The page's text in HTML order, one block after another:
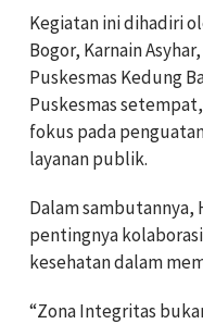
Kegiatan ini dihadiri
Bogor, Karnain
Puskesmas Kedung
Puskesmas
fokus pada
layanan publik.
Dalam sambutannya,
pentingnya
kesehatan dalam
“Zona Integritas